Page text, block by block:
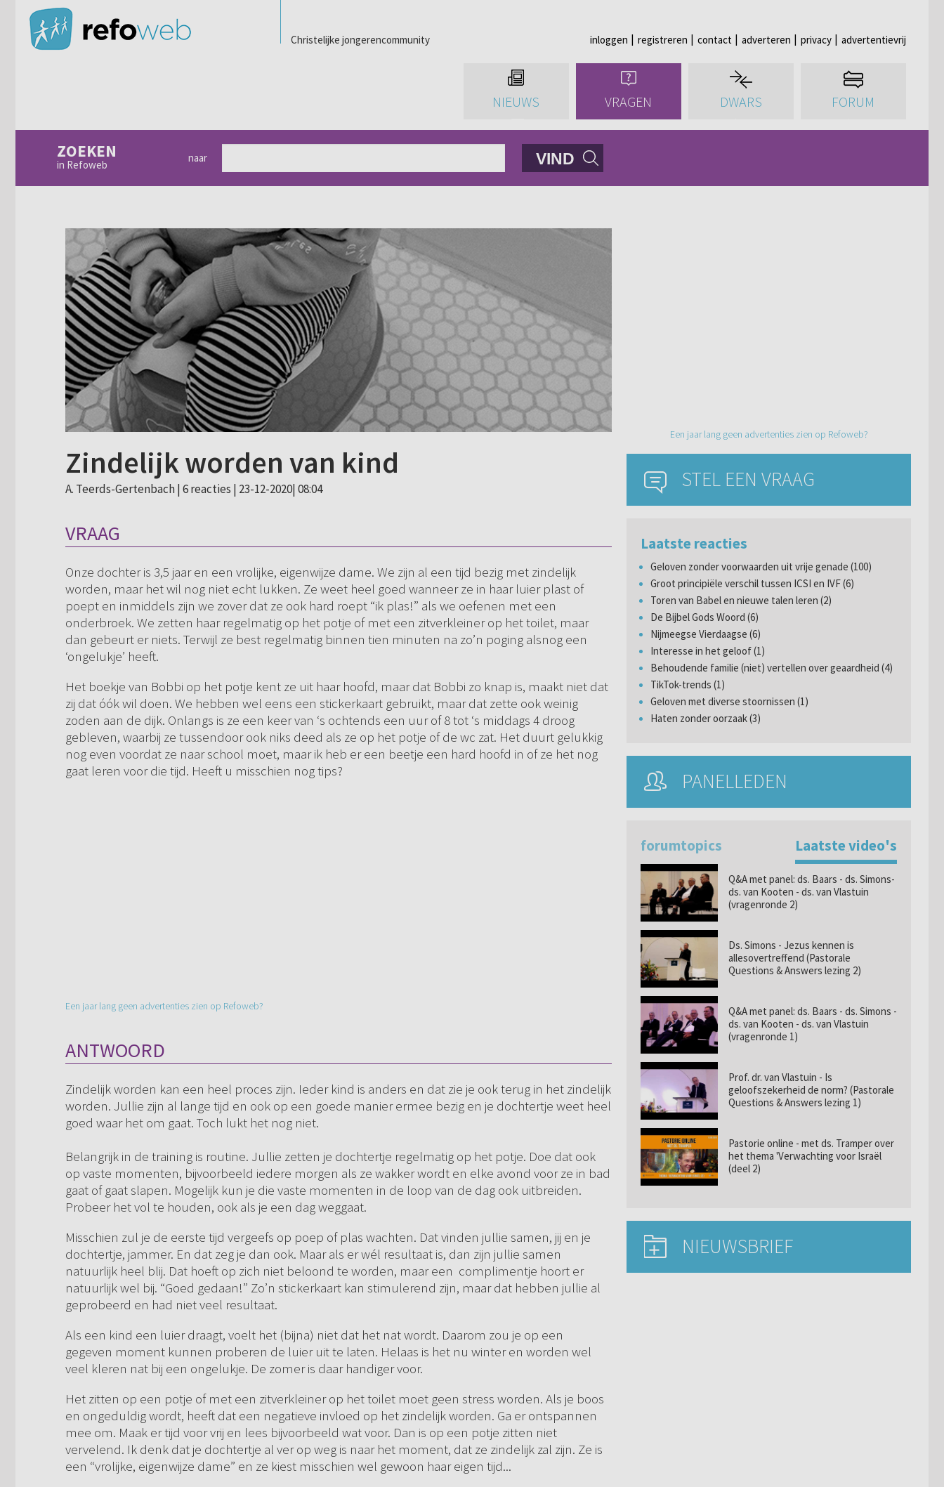
Christelijke jongerencommunity inloggen registreren contact adverteren privacy advertentievrij
NIEUWS VRAGEN DWARS FORUM
ZOEKEN
in Refoweb
naar VIND
Zindelijk worden van kind
A. Teerds-Gertenbach | 6 reacties | 23-12-2020| 08:04
VRAAG
Onze dochter is 3,5 jaar en een vrolijke, eigenwijze dame. We zijn al een tijd bezig met zindelijk
worden, maar het wil nog niet echt lukken. Ze weet heel goed wanneer ze in haar luier plast of
poept en inmiddels zijn we zover dat ze ook hard roept “ik plas!” als we oefenen met een
onderbroek. We zetten haar regelmatig op het potje of met een zitverkleiner op het toilet, maar
dan gebeurt er niets. Terwijl ze best regelmatig binnen tien minuten na zo’n poging alsnog een
‘ongelukje’ heeft.
Het boekje van Bobbi op het potje kent ze uit haar hoofd, maar dat Bobbi zo knap is, maakt niet dat
zij dat óók wil doen. We hebben wel eens een stickerkaart gebruikt, maar dat zette ook weinig
zoden aan de dijk. Onlangs is ze een keer van ‘s ochtends een uur of 8 tot ‘s middags 4 droog
gebleven, waarbij ze tussendoor ook niks deed als ze op het potje of de wc zat. Het duurt gelukkig
nog even voordat ze naar school moet, maar ik heb er een beetje een hard hoofd in of ze het nog
gaat leren voor die tijd. Heeft u misschien nog tips?
Een jaar lang geen advertenties zien op Refoweb?
ANTWOORD
Zindelijk worden kan een heel proces zijn. Ieder kind is anders en dat zie je ook terug in het zindelijk
worden. Jullie zijn al lange tijd en ook op een goede manier ermee bezig en je dochtertje weet heel
goed waar het om gaat. Toch lukt het nog niet.
Belangrijk in de training is routine. Jullie zetten je dochtertje regelmatig op het potje. Doe dat ook
op vaste momenten, bijvoorbeeld iedere morgen als ze wakker wordt en elke avond voor ze in bad
gaat of gaat slapen. Mogelijk kun je die vaste momenten in de loop van de dag ook uitbreiden.
Probeer het vol te houden, ook als je een dag weggaat.
Misschien zul je de eerste tijd vergeefs op poep of plas wachten. Dat vinden jullie samen, jij en je
dochtertje, jammer. En dat zeg je dan ook. Maar als er wél resultaat is, dan zijn jullie samen
natuurlijk heel blij. Dat hoeft op zich niet beloond te worden, maar een complimentje hoort er
natuurlijk wel bij. “Goed gedaan!” Zo’n stickerkaart kan stimulerend zijn, maar dat hebben jullie al
geprobeerd en had niet veel resultaat.
Als een kind een luier draagt, voelt het (bijna) niet dat het nat wordt. Daarom zou je op een
gegeven moment kunnen proberen de luier uit te laten. Helaas is het nu winter en worden wel
veel kleren nat bij een ongelukje. De zomer is daar handiger voor.
Het zitten op een potje of met een zitverkleiner op het toilet moet geen stress worden. Als je boos
en ongeduldig wordt, heeft dat een negatieve invloed op het zindelijk worden. Ga er ontspannen
mee om. Maak er tijd voor vrij en lees bijvoorbeeld wat voor. Dan is op een potje zitten niet
vervelend. Ik denk dat je dochtertje al ver op weg is naar het moment, dat ze zindelijk zal zijn. Ze is
een “vrolijke, eigenwijze dame” en ze kiest misschien wel gewoon haar eigen tijd...
Een jaar lang geen advertenties zien op Refoweb?
STEL EEN VRAAG
Laatste reacties
Geloven zonder voorwaarden uit vrije genade (100)
Groot principiële verschil tussen ICSI en IVF (6)
Toren van Babel en nieuwe talen leren (2)
De Bijbel Gods Woord (6)
Nijmeegse Vierdaagse (6)
Interesse in het geloof (1)
Behoudende familie (niet) vertellen over geaardheid (4)
TikTok-trends (1)
Geloven met diverse stoornissen (1)
Haten zonder oorzaak (3)
PANELLEDEN
forumtopics Laatste video's
Q&A met panel: ds. Baars - ds. Simons-
ds. van Kooten - ds. van Vlastuin
(vragenronde 2)
Ds. Simons - Jezus kennen is
allesovertreffend (Pastorale
Questions & Answers lezing 2)
Q&A met panel: ds. Baars - ds. Simons -
ds. van Kooten - ds. van Vlastuin
(vragenronde 1)
Prof. dr. van Vlastuin - Is
geloofszekerheid de norm? (Pastorale
Questions & Answers lezing 1)
Pastorie online - met ds. Tramper over
het thema 'Verwachting voor Israël
(deel 2)
NIEUWSBRIEF